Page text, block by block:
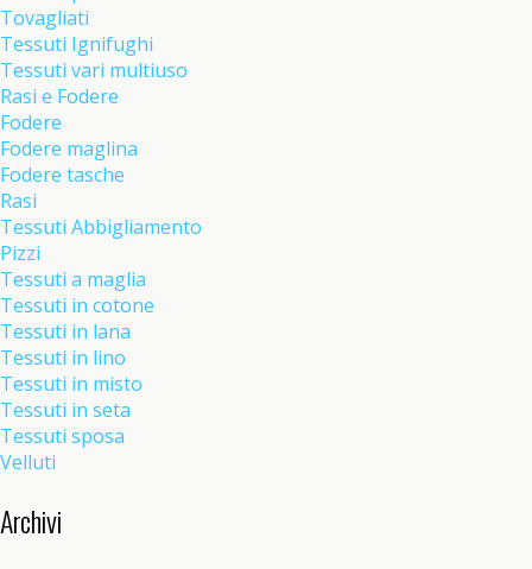
Tovagliati
Tessuti Ignifughi
Tessuti vari multiuso
Rasi e Fodere
Fodere
Fodere maglina
Fodere tasche
Rasi
Tessuti Abbigliamento
Pizzi
Tessuti a maglia
Tessuti in cotone
Tessuti in lana
Tessuti in lino
Tessuti in misto
Tessuti in seta
Tessuti sposa
Velluti
Archivi